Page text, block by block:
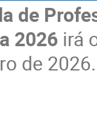
de
2026 irá
de